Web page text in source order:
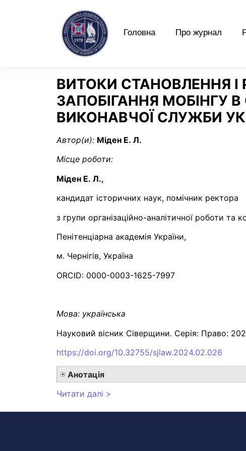
Головна Про журнал
ВИТОКИ СТАНОВЛЕННЯ
ЗАПОБІГАННЯ МОБІНГУ
ВИКОНАВЧОЇ СЛУЖБИ
Автор(и): Міден Е. Л.
Місце роботи:
Міден Е. Л.,
кандидат історичних наук, помічник ректора
з групи організаційно-аналітичної роботи та
Пенітенціарна академія України,
м. Чернігів, Україна
ORCID: 0000-0003-1625-7997
Мова: українська
Науковий вісник Сіверщини. Серія: Право:
https://doi.org/10.32755/sjlaw.2024.02.026
Анотація
Читати далі >